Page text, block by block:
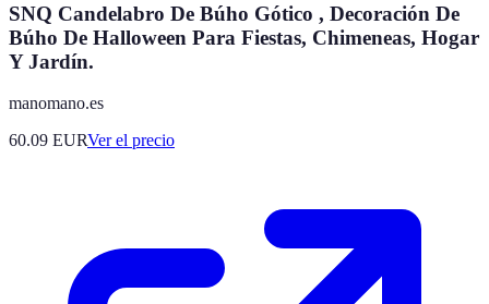
SNQ Candelabro De Búho Gótico , Decoración De
Búho De Halloween Para Fiestas, Chimeneas, Hogar
Y Jardín.
manomano.es
60.09 EURVer el precio